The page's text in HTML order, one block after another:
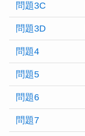
問題3C
問題3D
問題4
問題5
問題6
問題7